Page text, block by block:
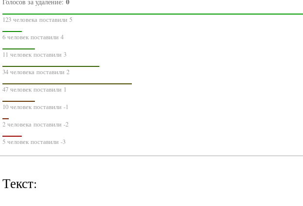
123 человека поставили 5
6 человек поставили 4
11 человек поставили 3
34 человека поставили 2
47 человек поставили 1
10 человек поставили -1
2 человека поставили -2
5 человек поставили -3
Текст: